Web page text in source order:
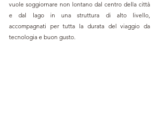
vuole soggiornare non lontano dal centro della città
e dal lago in una struttura di alto livello,
accompagnati per tutta la durata del viaggio da
tecnologia e buon gusto.